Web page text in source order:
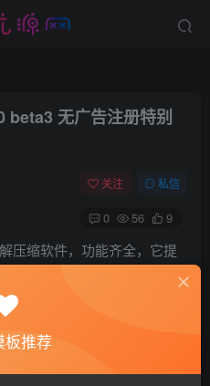
beta3 无广告注册特别
关注 私信
0 56 9
压缩软件，功能齐全，它提
，能解压ARJ、CAB、LZH、
JAR、ISO格式文件。且由
文件，虽然丑了点，但很实
板推荐